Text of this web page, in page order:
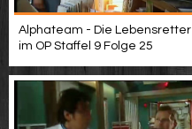
Alphateam - Die Lebensretter
im OP Staffel 9 Folge 25